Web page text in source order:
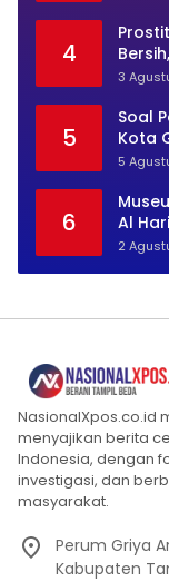
4
BO
3
5
Soal
Kota
Inkait
5
6
Al
2
NasionalXpos.co.id
menyajikan berita
Indonesia, dengan
investigasi, dan
masyarakat.
Perum Griya
Kabupaten